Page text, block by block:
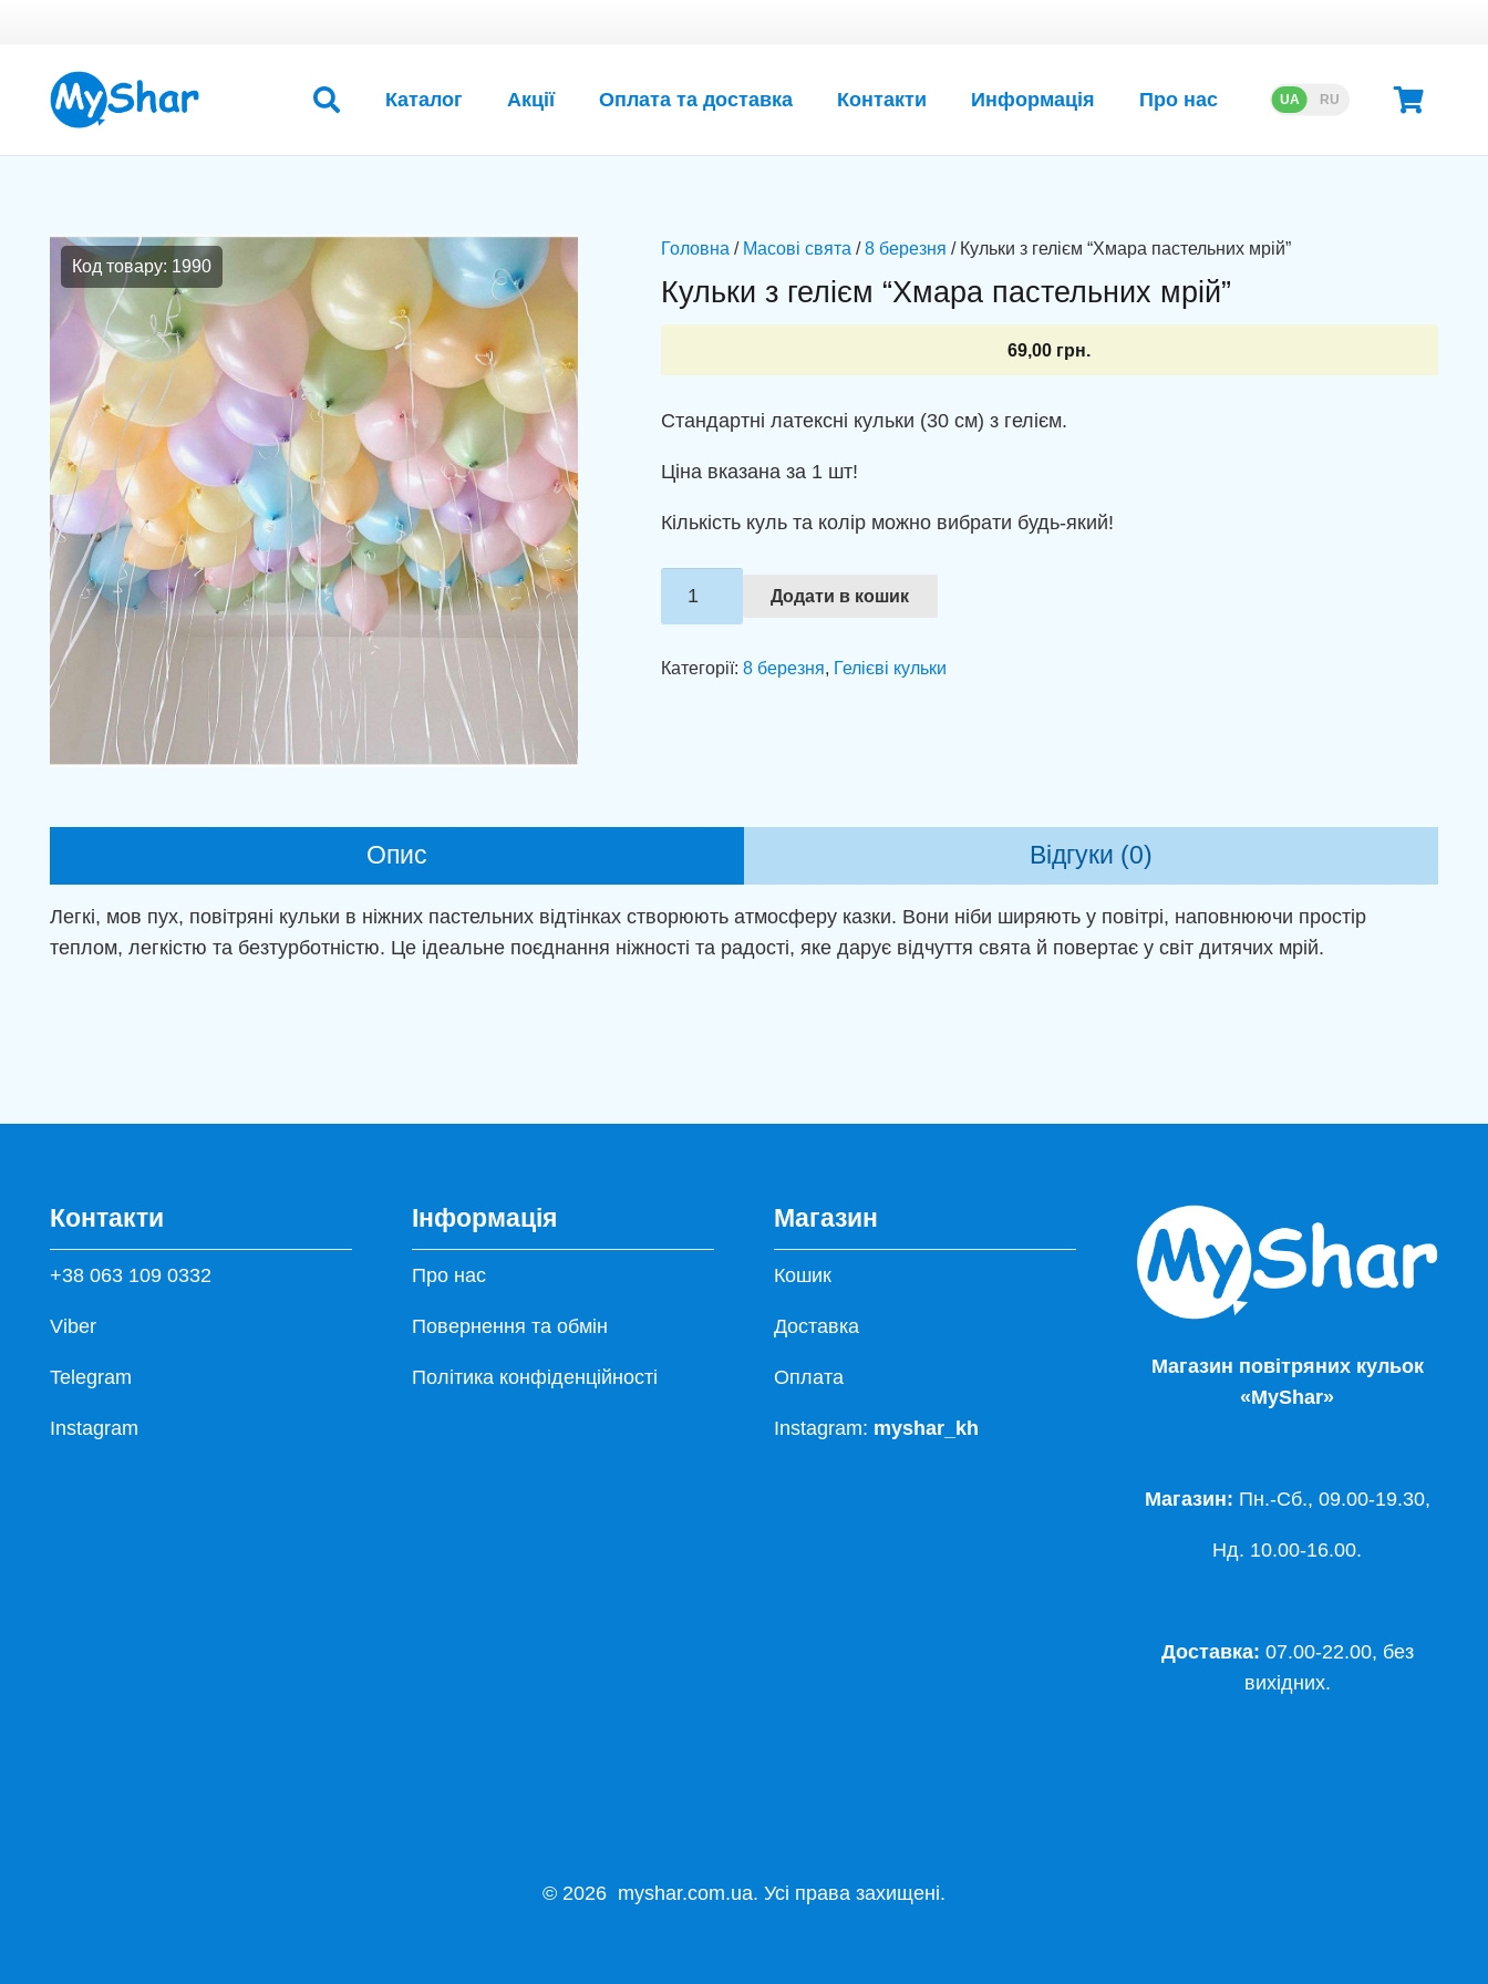
Каталог Акції Оплата та доставка Контакти Информація Про нас UA RU
Код товару: 1990
Головна / Масові свята /8 березня / Кульки з гелієм “Хмара пастельних мрій”
Кульки з гелієм “Хмара пастельних мрій”
69,00 грн.
Стандартні латексні кульки (30 см) з гелієм.
Ціна вказана за 1 шт!
Кількість куль та колір можно вибрати будь-який!
“Хмара
Додати в кошик
Категорії: 8 березня, Гелієві кульки
Опис Відгуки (0)
Легкі, мов пух, повітряні кульки в ніжних пастельних відтінках створюють атмосферу казки. Вони ніби ширяють у повітрі, наповнюючи простір
теплом, легкістю та безтурботністю. Це ідеальне поєднання ніжності та радості, яке дарує відчуття свята й повертає у світ дитячих мрій.
Контакти
+38 063 109 0332
Viber
Telegram
Instagram
Інформація
Про нас
Повернення та обмін
Політика конфіденційності
Магазин
Кошик
Доставка
Оплата
Instagram: myshar_kh
Магазин повітряних кульок
«MyShar»
Магазин: Пн.-Сб., 09.00-19.30,
Нд. 10.00-16.00.
Доставка: 07.00-22.00, без
вихідних.
© 2026 myshar.com.ua. Усі права захищені.